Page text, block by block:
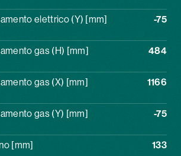
elettrico (Y) [mm] -75
gas (H) [mm] 484
gas (X) [mm] 1166
gas (Y) [mm] -75
[mm] 133